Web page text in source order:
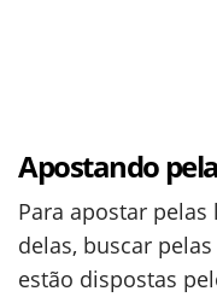
Apostando
Para apostar
delas, buscar
estão dispostas